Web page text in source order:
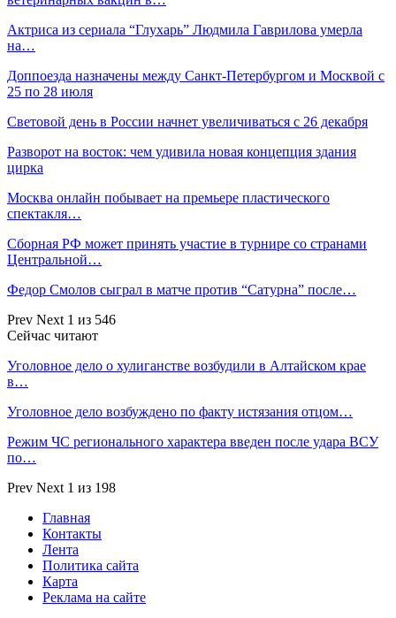
Актриса из сериала “Глухарь” Людмила Гаврилова умерла
на…
Доппоезда назначены между Санкт-Петербургом и Москвой с
25 по 28 июля
Световой день в России начнет увеличиваться с 26 декабря
Разворот на восток: чем удивила новая концепция здания
цирка
Москва онлайн побывает на премьере пластического
спектакля…
Сборная РФ может принять участие в турнире со странами
Центральной…
Федор Смолов сыграл в матче против “Сатурна” после…
Prev Next 1 из 546
Сейчас читают
Уголовное дело о хулиганстве возбудили в Алтайском крае
в…
Уголовное дело возбуждено по факту истязания отцом…
Режим ЧС регионального характера введен после удара ВСУ
по…
Prev Next 1 из 198
Главная
Контакты
Лента
Политика сайта
Карта
Реклама на сайте